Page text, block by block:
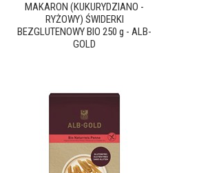
MAKARON (KUKURYDZIANO -
RYŻOWY) ŚWIDERKI
BEZGLUTENOWY BIO 250 g - ALB-
GOLD